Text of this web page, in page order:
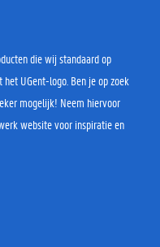
die wij standaard op
UGent-logo. Ben je op zoek
mogelijk! Neem hiervoor
website voor inspiratie en